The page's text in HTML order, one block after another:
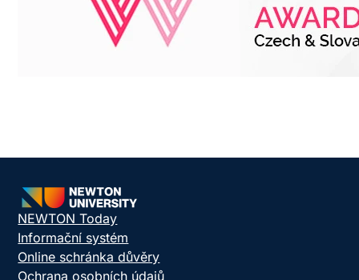
NEWTON Today
Informační systém
Online schránka důvěry
Ochrana osobních údajů